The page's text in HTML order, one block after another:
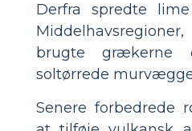
Derfra spredte
brugte
soltørrede
Senere forbedrede